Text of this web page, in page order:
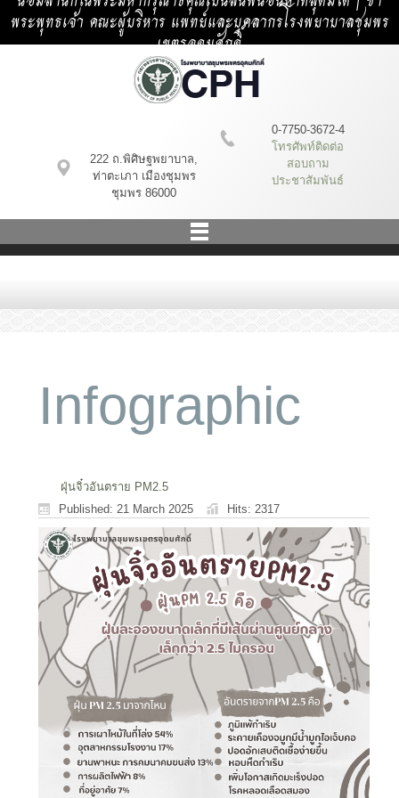
พระพุทธเจ้า คณะผู้บริหาร แพทย์และบุคลากรโรงพยาบาลชุมพร
เขตรอุดมศักดิ์
222 ถ.พิศิษฐพยาบาล,
ท่าตะเภา เมืองชุมพร
ชุมพร 86000
0-7750-3672-4
โทรศัพท์ติดต่อ
สอบถาม
ประชาสัมพันธ์
Infographic
ฝุ่นจิ๋วอันตราย PM2.5
Published: 21 March 2025
Hits: 2317